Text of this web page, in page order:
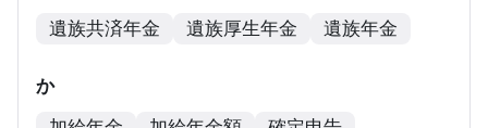
遺族共済年金
遺族厚生年金 遺族年金
か